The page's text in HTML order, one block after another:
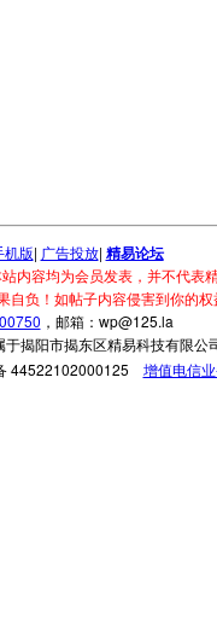
机版| 广告投放| 精易论坛
内容均为会员发表，并不代表
负！如帖子内容侵害到你的权
，邮箱：wp@125.la
揭阳市揭东区精易科技有限公
44522102000125 增值电信